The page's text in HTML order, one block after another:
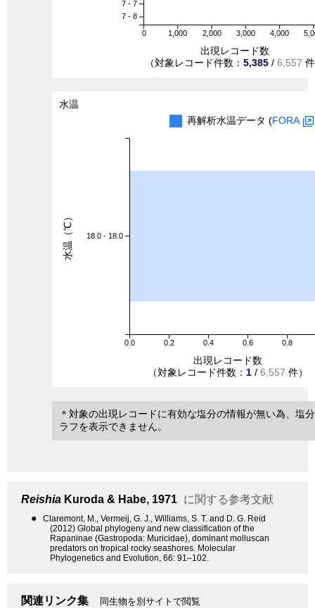
0 1,000 2,000 3,000 4,000
7 - 7
7 - 8
出現レコード数
（対象レコード件数： 5,385 / 6,557
水温
再解析水温データ (FORA
0.0 0.2 0.4 0.6 0.8
18.0 - 18.0
出現レコード数
（対象レコード件数： 1 / 6,557 件）
水温（℃）
＊対象の出現レコードに有効な塩分の情報が無い為、塩
ラフを表示できません。
Reishia Kuroda & Habe, 1971 に関する参考文献
●
Claremont, M., Vermeij, G. J., Williams, S. T. and D. G. Reid
(2012) Global phylogeny and new classification of the
Rapaninae (Gastropoda: Muricidae), dominant molluscan
predators on tropical rocky seashores. Molecular
Phylogenetics and Evolution, 66: 91–102.
関連リンク集 同生物を別サイトで閲覧